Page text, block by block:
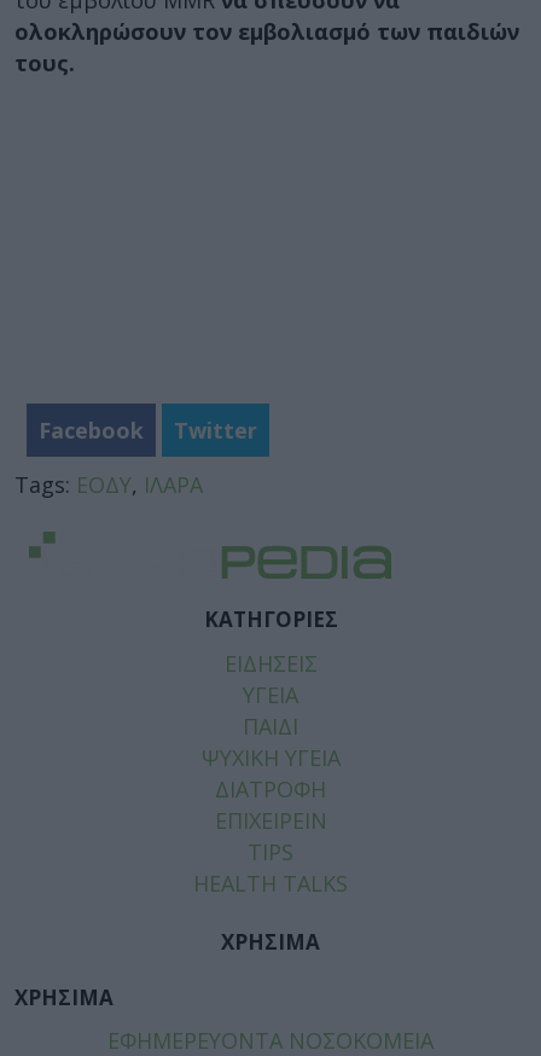
ολοκληρώσουν τον εμβολιασμό των παιδιών
τους.
Facebook
Twitter
Tags: ΕΟΔΥ, ΙΛΑΡΑ
ΚΑΤΗΓΟΡΙΕΣ
ΕΙΔΗΣΕΙΣ
ΥΓΕΙΑ
ΠΑΙΔΙ
ΨΥΧΙΚΗ ΥΓΕΙΑ
ΔΙΑΤΡΟΦΗ
ΕΠΙΧΕΙΡΕΙΝ
TIPS
HEALTH TALKS
ΧΡΗΣΙΜΑ
ΧΡΗΣΙΜΑ
ΕΦΗΜΕΡΕΥΟΝΤΑ ΝΟΣΟΚΟΜΕΙΑ